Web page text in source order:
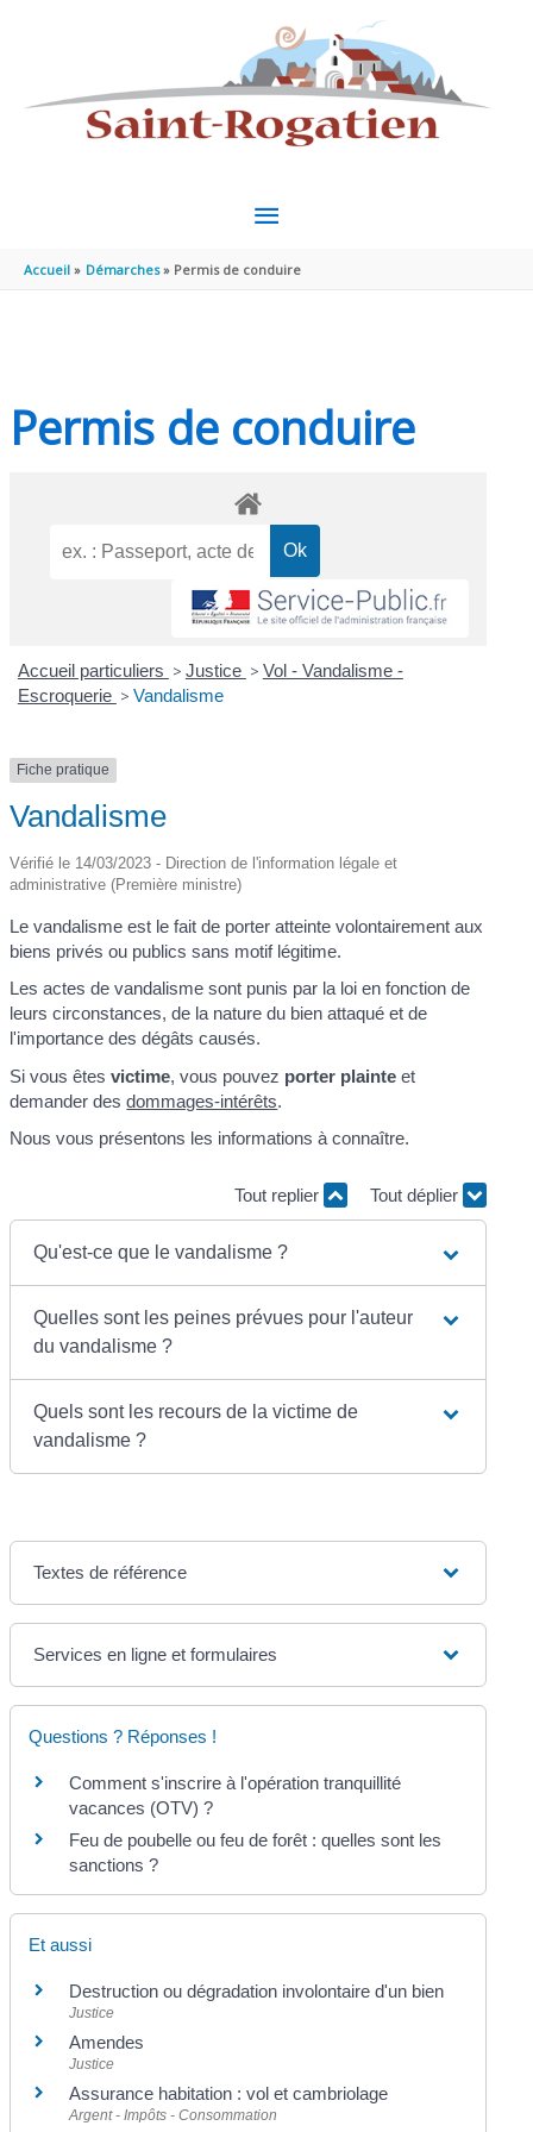
MENU
PRINCIPAL
Accueil Démarches Permis de conduire
Permis de conduire
Accueil particuliers > Justice > Vol - Vandalisme -
Escroquerie > Vandalisme
Fiche pratique
Vandalisme
Vérifié le 14/03/2023 - Direction de l'information légale et
administrative (Première ministre)
Le vandalisme est le fait de porter atteinte volontairement aux
biens privés ou publics sans motif légitime.
Les actes de vandalisme sont punis par la loi en fonction de
leurs circonstances, de la nature du bien attaqué et de
l'importance des dégâts causés.
Si vous êtesvictime, vous pouvez porter plainte et
demander desdommages-intérêts.
Nous vous présentons les informations à connaître.
Tout replier Tout déplier
Qu'est-ce que le vandalisme ?
Quelles sont les peines prévues pour l'auteur
du vandalisme ?
Quels sont les recours de la victime de
vandalisme ?
Textes de référence
Services en ligne et formulaires
Questions ? Réponses !
Comment s'inscrire à l'opération tranquillité
vacances (OTV) ?
Feu de poubelle ou feu de forêt : quelles sont les
sanctions ?
Et aussi
Destruction ou dégradation involontaire d'un bien
Justice
Amendes
Justice
Assurance habitation : vol et cambriolage
Argent - Impôts - Consommation